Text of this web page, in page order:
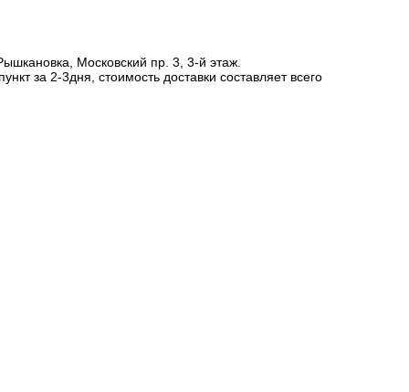
Московский пр. 3, 3-й этаж.
за 2-3дня, стоимость доставки составляет всего